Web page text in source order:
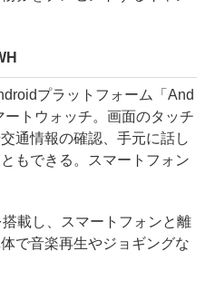
プラットフォーム「And
トウォッチ。画面のタッチ
通情報の確認、手元に話し
もできる。スマートフォン
載し、スマートフォンと離
で音楽再生やジョギングな